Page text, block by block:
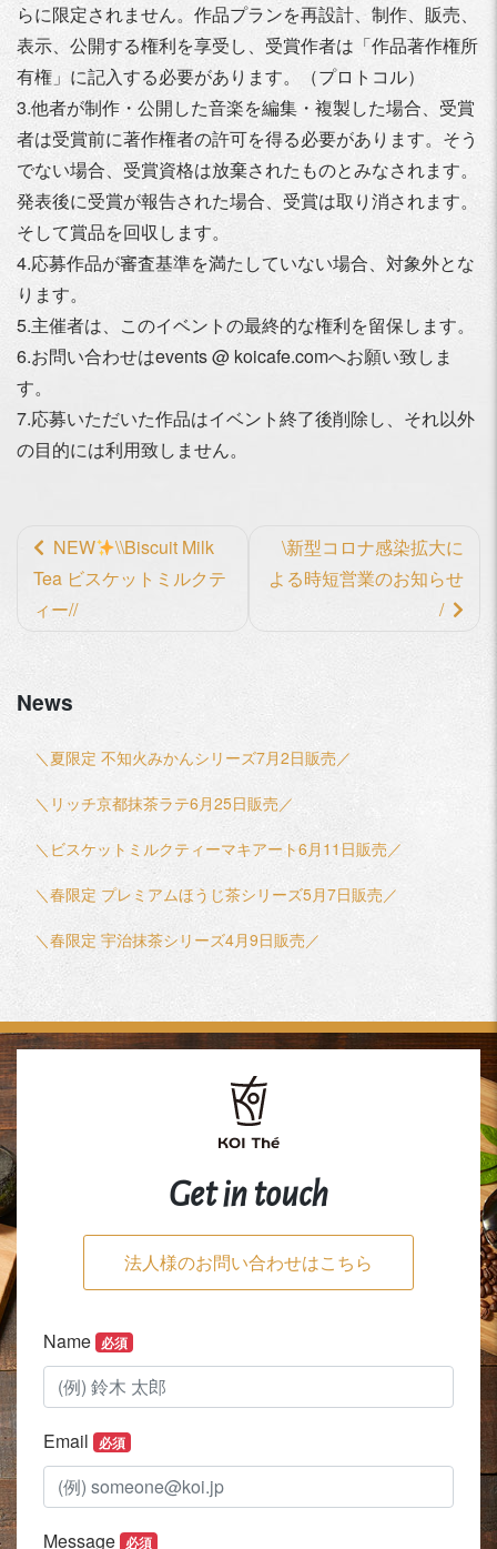
らに限定されません。作品プランを再設計、制作、販売、
表示、公開する権利を享受し、受賞作者は「作品著作権所
有権」に記入する必要があります。（プロトコル）
3.他者が制作・公開した音楽を編集・複製した場合、受賞
者は受賞前に著作権者の許可を得る必要があります。そう
でない場合、受賞資格は放棄されたものとみなされます。
発表後に受賞が報告された場合、受賞は取り消されます。
そして賞品を回収します。
4.応募作品が審査基準を満たしていない場合、対象外とな
ります。
5.主催者は、このイベントの最終的な権利を留保します。
6.お問い合わせはevents @ koicafe.comへお願い致しま
す。
7.応募いただいた作品はイベント終了後削除し、それ以外
の目的には利用致しません。
前
後
の
記
へ
ン
ク
NEW
\\Biscuit Milk
Tea ビスケットミルクテ
ィー//
\新型コロナ感染拡大に
よる時短営業のお知らせ
/
News
＼夏限定 不知火みかんシリーズ7月2日販売／
＼リッチ京都抹茶ラテ6月25日販売／
＼ビスケットミルクティーマキアート6月11日販売／
＼春限定 プレミアムほうじ茶シリーズ5月7日販売／
＼春限定 宇治抹茶シリーズ4月9日販売／
Get in touch
法人様のお問い合わせはこちら
Name 必須
Email 必須
Message 必須